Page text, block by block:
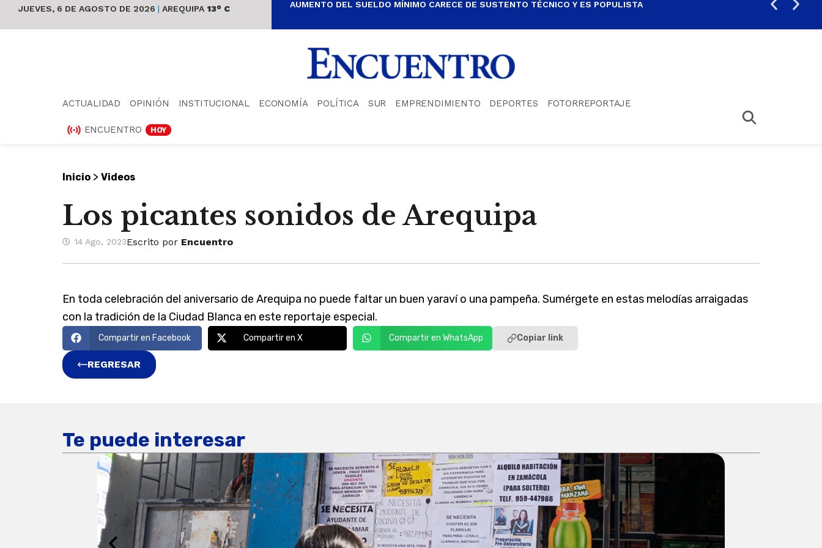
JUEVES, 6 DE AGOSTO DE 2026 | AREQUIPA 13° C AUMENTO DEL SUELDO MÍNIMO CARECE DE SUSTENTO TÉCNICO Y ES POPULISTA
ACTUALIDAD OPINIÓN INSTITUCIONAL ECONOMÍA POLÍTICA SUR EMPRENDIMIENTO DEPORTES FOTORREPORTAJE
ENCUENTRO HOY
Inicio > Videos
Los picantes sonidos de Arequipa
14 Ago, 2023Escrito por Encuentro
En toda celebración del aniversario de Arequipa no puede faltar un buen yaraví o una pampeña. Sumérgete en estas melodías arraigadas
con la tradición de la Ciudad Blanca en este reportaje especial.
Compartir en Facebook Compartir en X Compartir en WhatsApp Copiar link
REGRESAR
Te puede interesar